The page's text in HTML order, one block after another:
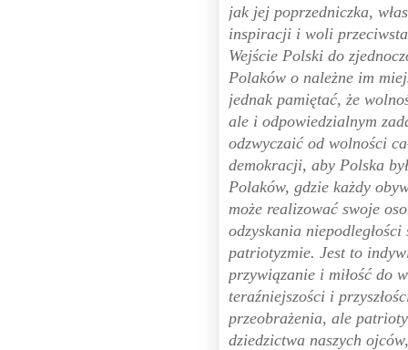
jak jej poprzedniczka,
inspiracji i woli
Wejście Polski do
Polaków o należne im
jednak pamiętać, że
ale i odpowiedzialnym
odzwyczaić od wolności
demokracji, aby Polska
Polaków, gdzie każdy
może realizować swoje
odzyskania
patriotyzmie. Jest to
przywiązanie i miłość do
teraźniejszości i
przeobrażenia, ale
dziedzictwa naszych